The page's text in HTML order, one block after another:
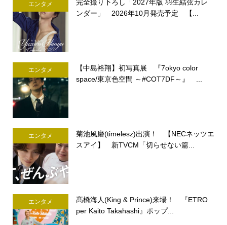
エンタメ
完全撮り下ろし「2027年版 羽生結弦カレ
ンダー」 2026年10月発売予定 【...
エンタメ
【中島裕翔】初写真展 『7okyo color
space/東京色空間 ～#COT7DF～』 ...
エンタメ
菊池風磨(timelesz)出演！ 【NECネッツエ
スアイ】 新TVCM「切らせない篇...
エンタメ
髙橋海人(King & Prince)来場！ 『ETRO
per Kaito Takahashi』ポップ...